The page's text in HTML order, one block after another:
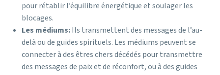
pour rétablir l’équilibre énergétique et soulager les
blocages.
Les médiums:Ils transmettent des messages de l’au-
delà ou de guides spirituels. Les médiums peuvent se
connecter à des êtres chers décédés pour transmettre
des messages de paix et de réconfort, ou à des guides